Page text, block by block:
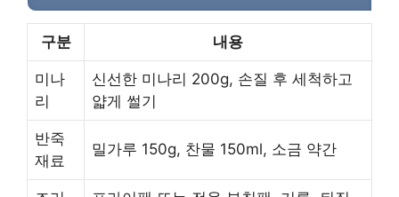
구분 내용
미나
리
신선한 미나리 200g, 손질 후 세척하고
얇게 썰기
반죽
재료
밀가루 150g, 찬물 150ml, 소금 약간